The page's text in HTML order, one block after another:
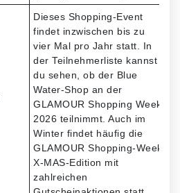
Dieses Shopping-Event
findet inzwischen bis zu
vier Mal pro Jahr statt. In
der Teilnehmerliste kannst
du sehen, ob der Blue
Water-Shop an der
GLAMOUR Shopping Week
2026 teilnimmt. Auch im
Winter findet häufig die
GLAMOUR Shopping-Week
X-MAS-Edition mit
zahlreichen